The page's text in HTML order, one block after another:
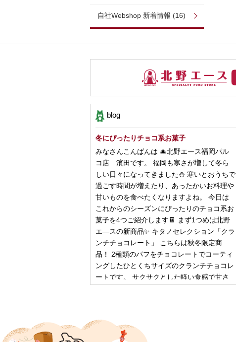
自社Webshop 新着情報 (16)
blog
冬にぴったりチョコ系お菓子
みなさんこんばんは 🎄北野エース福岡パル
コ店 濱田です。 福岡も寒さが増して冬ら
しい日々になってきました⛄️ 寒いとおうちで
過ごす時間が増えたり、あったかいお料理や
甘いものを食べたくなりますよね。 今日は
これからのシーズンにぴったりのチョコ系お
菓子を4つご紹介します🍫 まず1つめは北野
エ―スの新商品✨ キタノセレクション「クラ
ンチチョコレート」 こちらは秋冬限定商
品！ 2種類のパフをチョコレートでコーティ
ングしたひとくちサイズのクランチチョコレ
ートです。 サクサクとした軽い食感で甘さ
ピザ立ちぬ
ブログをご覧の皆様、こんにちは！北野エー